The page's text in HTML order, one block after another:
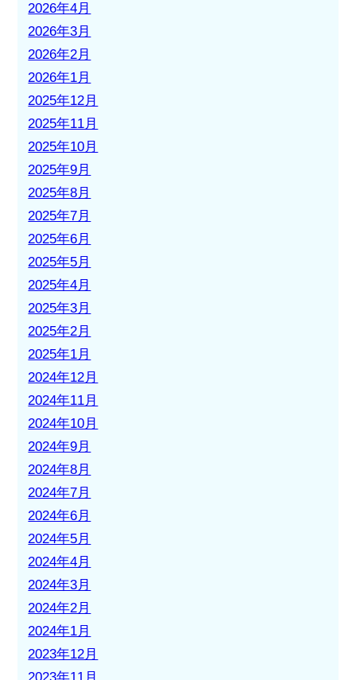
2026年4月
2026年3月
2026年2月
2026年1月
2025年12月
2025年11月
2025年10月
2025年9月
2025年8月
2025年7月
2025年6月
2025年5月
2025年4月
2025年3月
2025年2月
2025年1月
2024年12月
2024年11月
2024年10月
2024年9月
2024年8月
2024年7月
2024年6月
2024年5月
2024年4月
2024年3月
2024年2月
2024年1月
2023年12月